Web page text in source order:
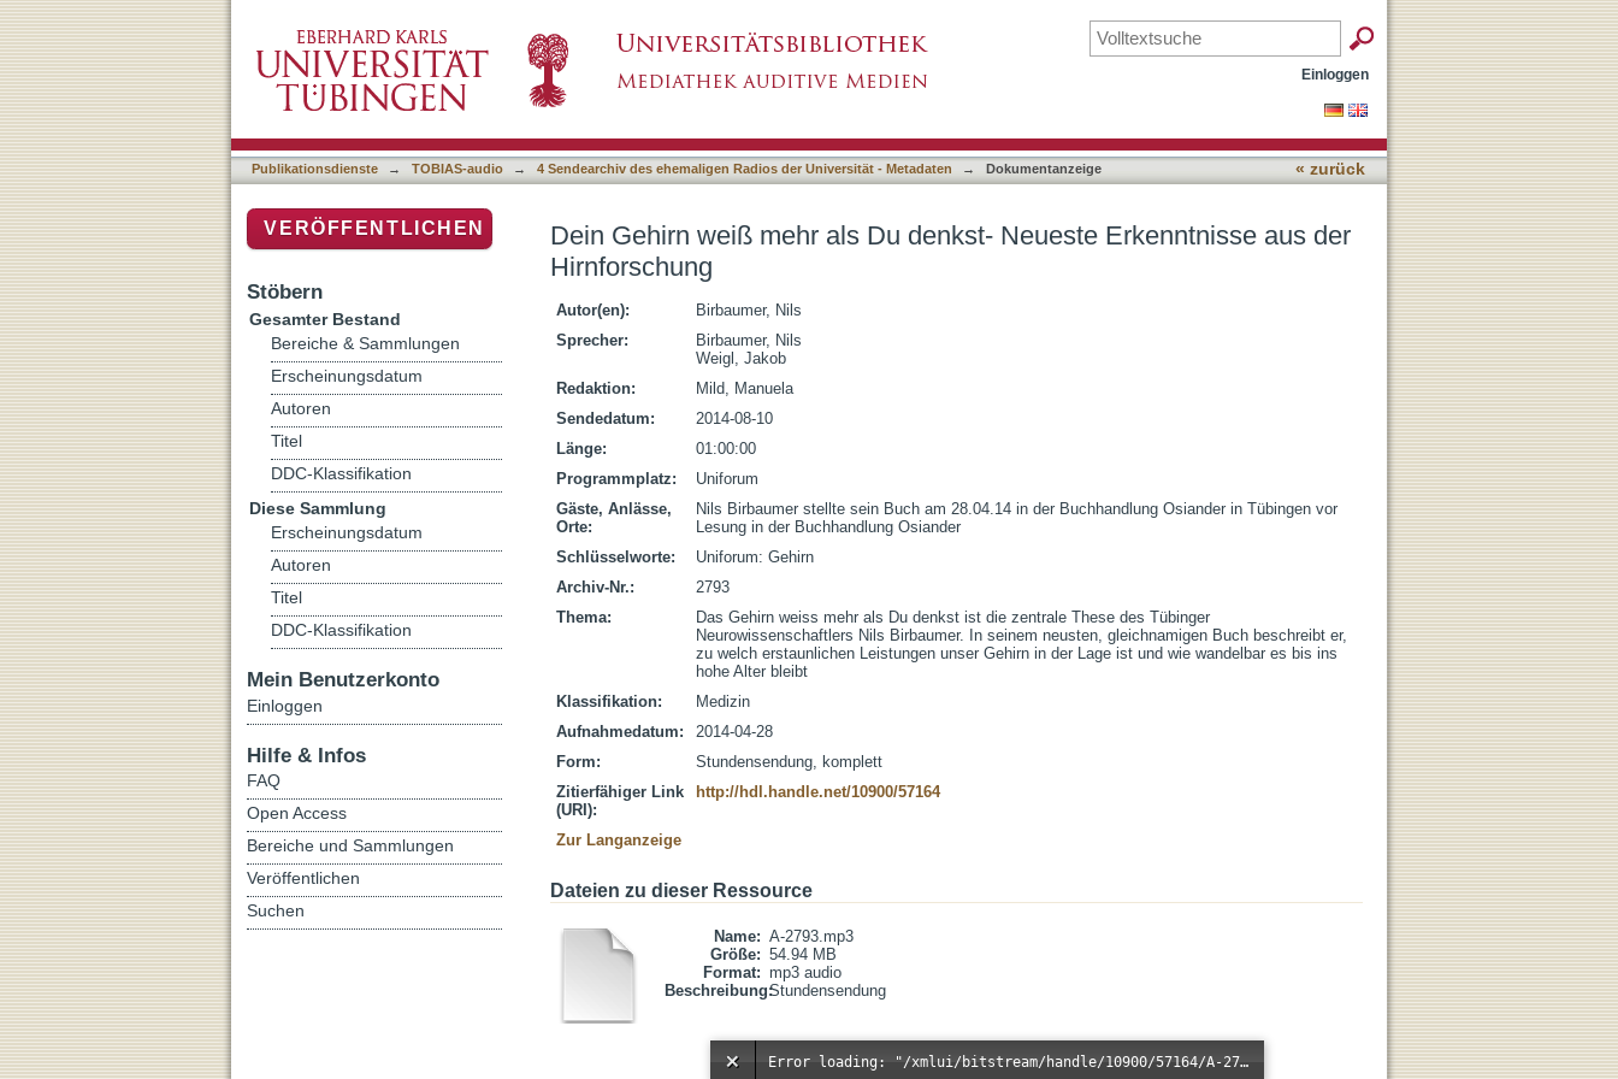
Dein Gehirn weiß mehr als Du denkst- Neueste Erkenntnisse aus der Hirnforschung
Einloggen
Publikationsdienste → TOBIAS-audio → 4 Sendearchiv des ehemaligen Radios der Universität - Metadaten → Dokumentanzeige « zurück
Dein Gehirn weiß mehr als Du denkst- Neueste Erkenntnisse aus der
Hirnforschung
Autor(en):
Birbaumer, Nils
Sprecher:
Birbaumer, Nils
Weigl, Jakob
Redaktion:
Mild, Manuela
Sendedatum:
2014-08-10
Länge:
01:00:00
Programmplatz:
Uniforum
Gäste, Anlässe,
Orte:
Nils Birbaumer stellte sein Buch am 28.04.14 in der Buchhandlung Osiander in Tübingen vor
Lesung in der Buchhandlung Osiander
Schlüsselworte:
Uniforum: Gehirn
Archiv-Nr.:
2793
Thema:
Das Gehirn weiss mehr als Du denkst ist die zentrale These des Tübinger
Neurowissenschaftlers Nils Birbaumer. In seinem neusten, gleichnamigen Buch beschreibt er,
zu welch erstaunlichen Leistungen unser Gehirn in der Lage ist und wie wandelbar es bis ins
hohe Alter bleibt
Klassifikation:
Medizin
Aufnahmedatum:
2014-04-28
Form:
Stundensendung, komplett
Zitierfähiger Link
(URI):
http://hdl.handle.net/10900/57164
Zur Langanzeige
Dateien zu dieser Ressource
Name: A-2793.mp3
Größe: 54.94 MB
Format: mp3 audio
Beschreibung:Stundensendung
Error loading: "/xmlui/bitstream/handle/10900/57164/A-2793.mp3?sequence=1&isAllowed=n"
VERÖFFENTLICHEN
Stöbern
Gesamter Bestand
Bereiche & Sammlungen
Erscheinungsdatum
Autoren
Titel
DDC-Klassifikation
Diese Sammlung
Erscheinungsdatum
Autoren
Titel
DDC-Klassifikation
Mein Benutzerkonto
Einloggen
Hilfe & Infos
FAQ
Open Access
Bereiche und Sammlungen
Veröffentlichen
Suchen